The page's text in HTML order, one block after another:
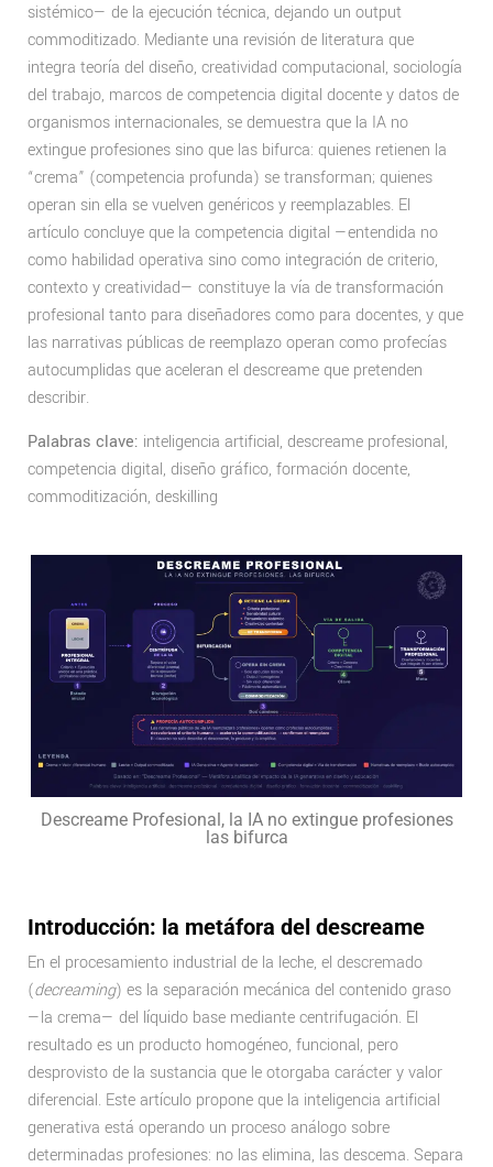
sistémico— de la ejecución técnica, dejando un output
commoditizado. Mediante una revisión de literatura que
integra teoría del diseño, creatividad computacional, sociología
del trabajo, marcos de competencia digital docente y datos de
organismos internacionales, se demuestra que la IA no
extingue profesiones sino que las bifurca: quienes retienen la
“crema” (competencia profunda) se transforman; quienes
operan sin ella se vuelven genéricos y reemplazables. El
artículo concluye que la competencia digital —entendida no
como habilidad operativa sino como integración de criterio,
contexto y creatividad— constituye la vía de transformación
profesional tanto para diseñadores como para docentes, y que
las narrativas públicas de reemplazo operan como profecías
autocumplidas que aceleran el descreame que pretenden
describir.
Palabras clave: inteligencia artificial, descreame profesional,
competencia digital, diseño gráfico, formación docente,
commoditización, deskilling
Descreame Profesional, la IA no extingue profesiones
las bifurca
Introducción: la metáfora del descreame
En el procesamiento industrial de la leche, el descremado
(decreaming) es la separación mecánica del contenido graso
—la crema— del líquido base mediante centrifugación. El
resultado es un producto homogéneo, funcional, pero
desprovisto de la sustancia que le otorgaba carácter y valor
diferencial. Este artículo propone que la inteligencia artificial
generativa está operando un proceso análogo sobre
determinadas profesiones: no las elimina, las descema. Separa